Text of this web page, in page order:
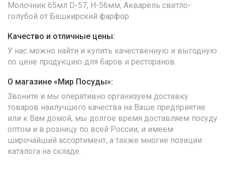
Молочник 65мл D-57, H-56мм, Акварель светло-
голубой от Башкирский фарфор
Качество и отличные цены:
У нас можно найти и купить качественную и выгодную
по цене продукцию для баров и ресторанов.
О магазине «Мир Посуды»:
Звоните и мы оперативно организуем доставку
товаров наилучшего качества на Ваше предприятие
или к Вам домой, мы долгое время доставляем посуду
оптом и в розницу по всей России, и имеем
широчайший ассортимент, а также многие позиции
каталога на складе.